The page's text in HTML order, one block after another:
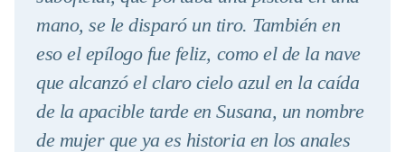
mano, se le disparó un tiro. También en
eso el epílogo fue feliz, como el de la nave
que alcanzó el claro cielo azul en la caída
de la apacible tarde en Susana, un nombre
de mujer que ya es historia en los anales